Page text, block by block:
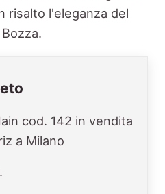
cod. 142 in vendita
a Milano